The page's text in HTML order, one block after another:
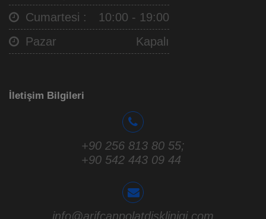
Cumartesi :
10:00 - 19:00
Pazar
Kapalı
İletişim Bilgileri
+90 256 813 80 55;
+90 542 443 09 44
info@arifcanpolatdisklinigi.com